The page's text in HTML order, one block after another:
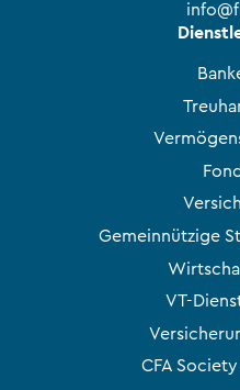
Gemeinnützige
VT-
CFA